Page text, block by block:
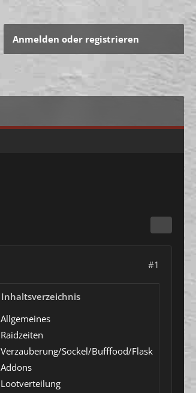
Anmelden oder registrieren
#1
Inhaltsverzeichnis
Allgemeines
Raidzeiten
Verzauberung/Sockel/Bufffood/Flask
Addons
Lootverteilung